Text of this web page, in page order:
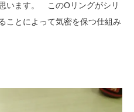
います。 このOリングがシリ
ことによって気密を保つ仕組み